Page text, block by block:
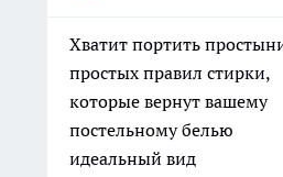
Хватит портить
простых правил стирки,
которые вернут вашему
постельному белью
идеальный вид